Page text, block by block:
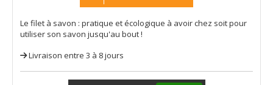
Le filet à savon : pratique et écologique à avoir chez soit pour
utiliser son savon jusqu'au bout !
Livraison entre 3 à 8 jours